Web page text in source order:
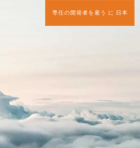
専任の開発者を雇う に 日本